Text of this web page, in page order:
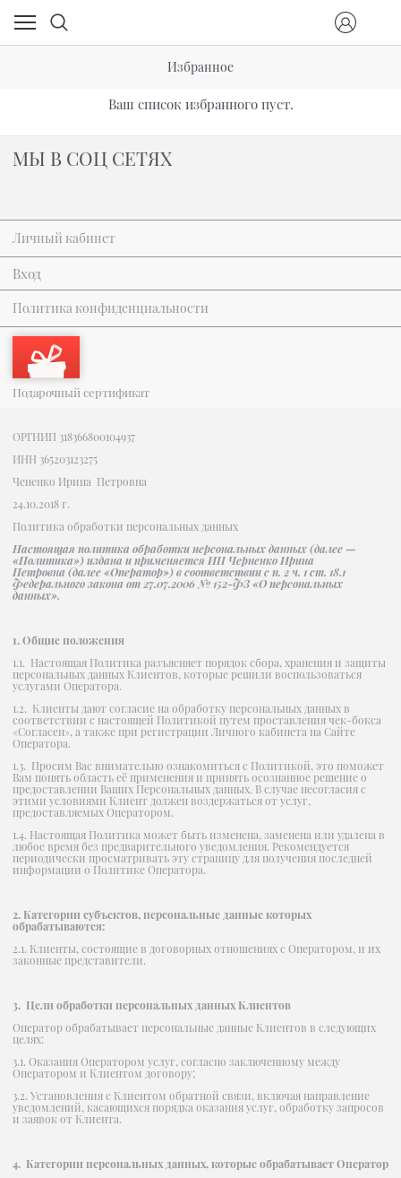
Избранное
Ваш список избранного пуст.
МЫ В СОЦ СЕТЯХ
Личный кабинет
Вход
Политика конфиденциальности
Подарочный сертификат
ОРГНИП 318366800104937
ИНН 365203123275
Чененко Ирина Петровна
24.10.2018 г.
Политика обработки персональных данных
Настоящая политика обработки персональных данных (далее —
«Политика») издана и применяется ИП Черненко Ирина
Петровна (далее «Оператор») в соответствии с п. 2 ч. 1 ст. 18.1
Федерального закона от 27.07.2006 № 152-ФЗ «О персональных
данных».
1. Общие положения
1.1. Настоящая Политика разъясняет порядок сбора, хранения и защиты
персональных данных Клиентов, которые решили воспользоваться
услугами Оператора.
1.2. Клиенты дают согласие на обработку персональных данных в
соответствии с настоящей Политикой путем проставления чек-бокса
«Согласен», а также при регистрации Личного кабинета на Сайте
Оператора.
1.3. Просим Вас внимательно ознакомиться с Политикой, это поможет
Вам понять область её применения и принять осознанное решение о
предоставлении Ваших Персональных данных. В случае несогласия с
этими условиями Клиент должен воздержаться от услуг,
предоставляемых Оператором.
1.4. Настоящая Политика может быть изменена, заменена или удалена в
любое время без предварительного уведомления. Рекомендуется
периодически просматривать эту страницу для получения последней
информации о Политике Оператора.
2. Категории субъектов, персональные данные которых
обрабатываются:
2.1. Клиенты, состоящие в договорных отношениях с Оператором, и их
законные представители.
3. Цели обработки персональных данных Клиентов
Оператор обрабатывает персональные данные Клиентов в следующих
целях:
3.1. Оказания Оператором услуг, согласно заключенному между
Оператором и Клиентом договору;
3.2. Установления с Клиентом обратной связи, включая направление
уведомлений, касающихся порядка оказания услуг, обработку запросов
и заявок от Клиента.
4. Категории персональных данных, которые обрабатывает Оператор